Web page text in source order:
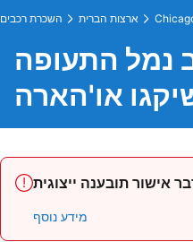
השכרת רכבים ארצות הברית
נמל התעופה
או'הארה
אישור תובענה ייצוגית
מידע נוסף